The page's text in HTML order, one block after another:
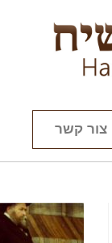
צור קשר